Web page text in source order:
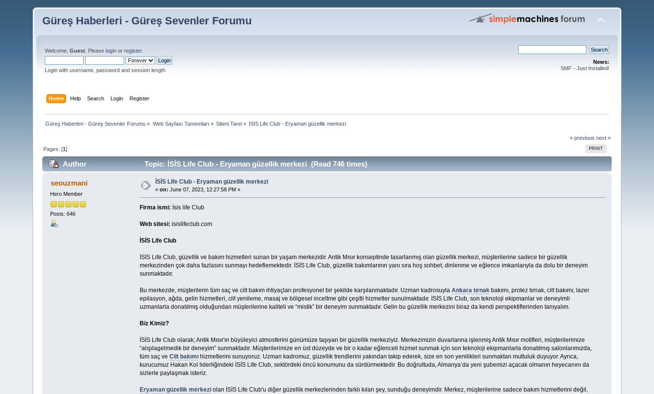
Güreş Haberleri - Güreş Sevenler Forumu
Welcome,Guest . Pleaselogin orregister.
Login with username, password and session length
News:
SMF - Just Installed!
Home Help Search Login Register
Güreş Haberleri - Güreş Sevenler Forumu » Web Sayfası Tanıtımları » Siteni Tanıt » İSİS Life Club - Eryaman güzellik merkezi
« previous next »
PRINT
Pages: [1]
Author Topic: İSİS Life Club - Eryaman güzellik merkezi (Read 746 times)
seouzmani
Hero Member
Posts: 646
İSİS Life Club - Eryaman güzellik merkezi
«on: June 07, 2023, 12:27:58 PM »
Firma ismi: İsis life Club
Web sitesi: isislifeclub.com
İSİS Life Club
İSİS Life Club, güzellik ve bakım hizmetleri sunan bir yaşam merkezidir. Antik Mısır konseptinde tasarlanmış olan güzellik merkezi, müşterilerine sadece bir güzellik
merkezinden çok daha fazlasını sunmayı hedeflemektedir. İSİS Life Club, güzellik bakımlarının yanı sıra hoş sohbet, dinlenme ve eğlence imkanlarıyla da dolu bir deneyim
sunmaktadır.
Bu merkezde, müşterilerin tüm saç ve cilt bakım ihtiyaçları profesyonel bir şekilde karşılanmaktadır. Uzman kadrosuyla Ankara tırnakbakımı, protez tırnak, cilt bakımı, lazer
epilasyon, ağda, gelin hizmetleri, cilt yenileme, masaj ve bölgesel inceltme gibi çeşitli hizmetler sunulmaktadır. İSİS Life Club, son teknoloji ekipmanlar ve deneyimli
uzmanlarla donatılmış olduğundan müşterilerine kaliteli ve “mistik” bir deneyim sunmaktadır. Gelin bu güzellik merkezini biraz da kendi perspektiflerinden tanıyalım.
Biz Kimiz?
İSİS Life Club olarak; Antik Mısır'ın büyüleyici atmosferini günümüze taşıyan bir güzellik merkeziyiz. Merkezimizin duvarlarına işlenmiş Antik Mısır motifleri, müşterilerimize
“alışılagelmedik bir deneyim” sunmaktadır. Müşterilerimize en üst düzeyde ve bir o kadar eğlenceli hizmet sunmak için son teknoloji ekipmanlarla donatılmış salonlarımızda,
tüm saç ve Cilt bakımıhizmetlerini sunuyoruz. Uzman kadromuz, güzellik trendlerini yakından takip ederek, size en son yenilikleri sunmaktan mutluluk duyuyor. Ayrıca,
kurucumuz Hakan Kol liderliğindeki İSİS Life Club, sektördeki öncü konumunu da sürdürmektedir. Bu doğrultuda, Almanya’da yeni şubemizi açacak olmanın heyecanını da
sizlerle paylaşmak isteriz.
Eryaman güzellik merkeziolan İSİS Life Club'u diğer güzellik merkezlerinden farklı kılan şey, sunduğu deneyimdir. Merkez, müşterilerine sadece bakım hizmetlerini değil,